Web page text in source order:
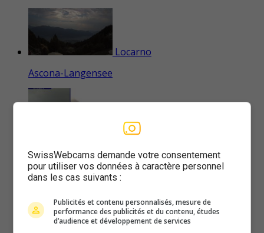
Locarno
Ascona-Langensee
Frasco
Casa-Blu
Frasco
SwissWebcams demande votre consentement
pour utiliser vos données à caractère personnel
dans les cas suivants :
Publicités et contenu personnalisés, mesure de
performance des publicités et du contenu, études
d’audience et développement de services